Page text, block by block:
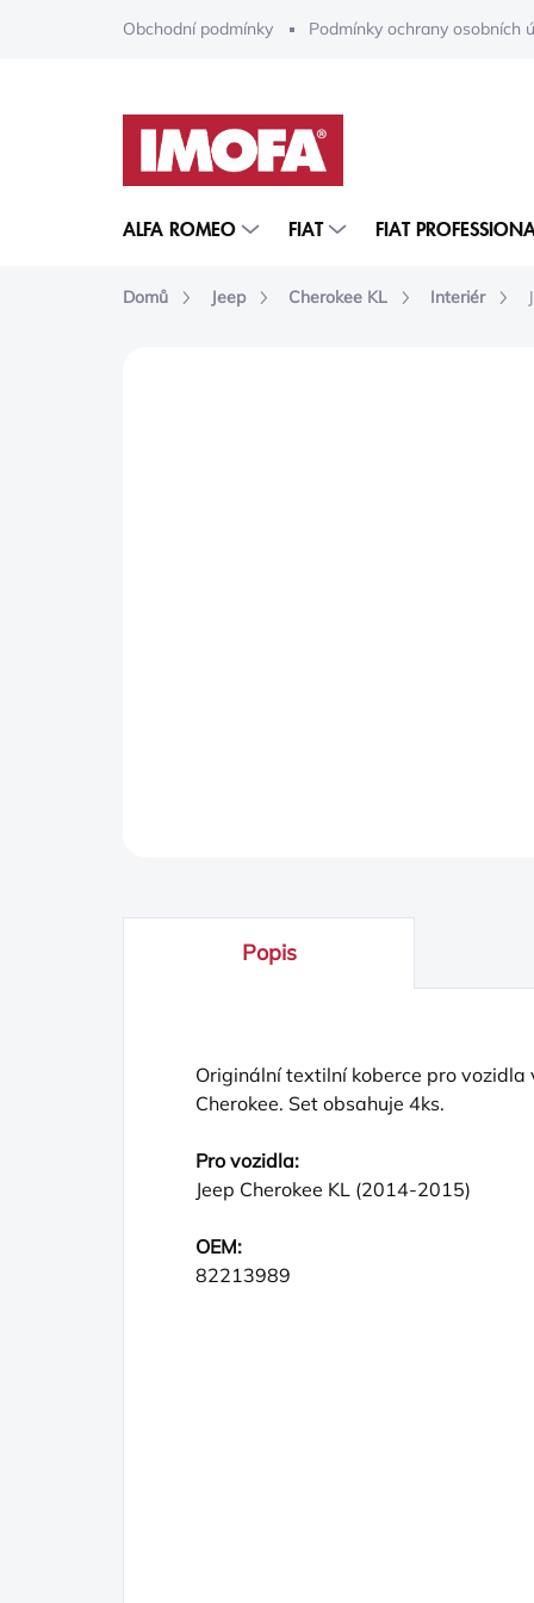
Obchodní podmínky Podmínky ochrany osobních
ALFA ROMEO FIAT FIAT
Domů Jeep Cherokee KL Interiér
Popis
Originální textilní koberce pro
Cherokee. Set obsahuje 4ks.
Pro vozidla:
Jeep Cherokee KL (2014-2015)
OEM:
82213989